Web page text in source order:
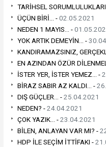
TARİHSEL
ÜÇÜN BİRİ... -02.05.2021
NEDEN 1 MAYIS... -
YOK ARTIK DEMEYİN... -
KANDIRAMAZSINIZ,
EN AZINDAN ÖZÜR
İSTER YER, İSTER YEMEZ... -
BİRAZ SABIR AZ KALDI... -
DIŞ GÜÇLER... -25.04.2021
NEDEN? -24.04.2021
ÇOK YAZIK... -23.04.2021
BİLEN, ANLAYAN VAR MI? -
HDP İLE SEÇİM İTTİFAKI -